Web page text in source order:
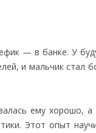
— в банке. У
и мальчик стал
ему хорошо, а
Этот опыт